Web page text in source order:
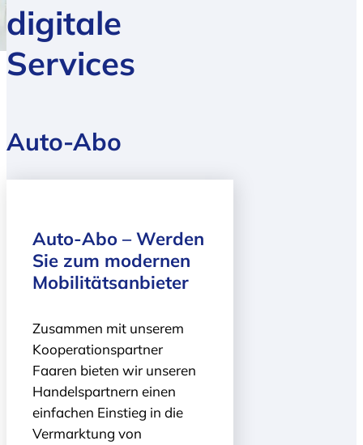
digitale
Services
Auto-Abo
Auto-Abo – Werden
Sie zum modernen
Mobilitätsanbieter
Zusammen mit unserem
Kooperationspartner
Faaren bieten wir unseren
Handelspartnern einen
einfachen Einstieg in die
Vermarktung von